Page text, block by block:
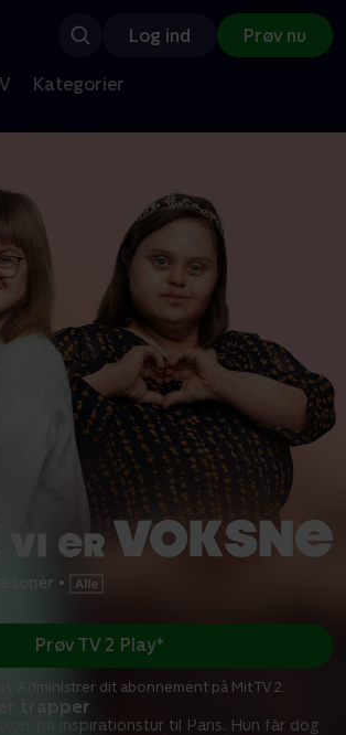
Log ind Prøv nu
Kategorier
•
trapper
på inspirationstur til Paris. Hun får dog
Prøv TV 2 Play*
Administrer dit abonnement på Mit TV 2.